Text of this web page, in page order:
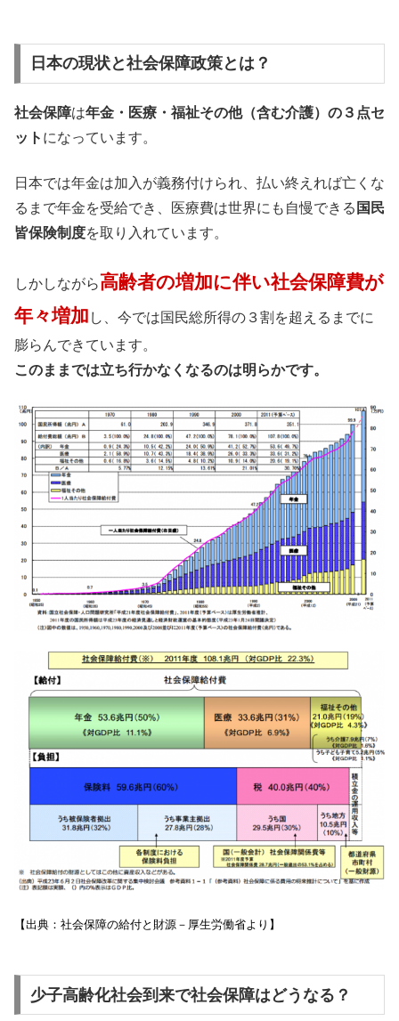
日本の現状と社会保障政策とは？
社会保障は年金・医療・福祉その他（含む介護）の３点セ
ット になっています。
日本では年金は加入が義務付けられ、払い終えれば亡くな
るまで年金を受給でき、医療費は世界にも自慢できる 国民
皆保険制度を取り入れています。
しかしながら高齢者の増加に伴い社会保障費が
年々増加 し、今では国民総所得の３割を超えるまでに
膨らんできています。
このままでは立ち行かなくなるのは明らかです。
【出典：社会保障の給付と財源－厚生労働省より】
少子高齢化社会到来で社会保障はどうなる？